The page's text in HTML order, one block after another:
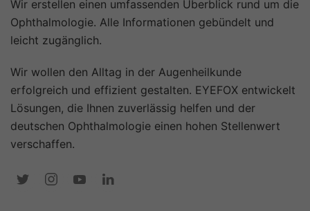
Wir erstellen einen umfassenden Überblick rund um die
Ophthalmologie. Alle Informationen gebündelt und
leicht zugänglich.
Wir wollen den Alltag in der Augenheilkunde
erfolgreich und effizient gestalten. EYEFOX entwickelt
Lösungen, die Ihnen zuverlässig helfen und der
deutschen Ophthalmologie einen hohen Stellenwert
verschaffen.